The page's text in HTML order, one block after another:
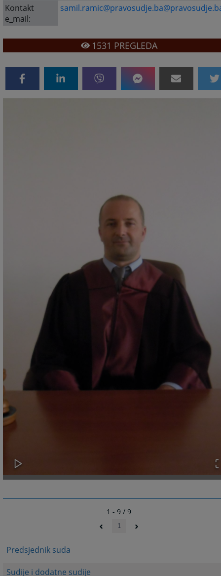
Predsjednik suda
Sudije i dodatne sudije
Kontakt
e_mail:
1531 PREGLEDA
1 - 9 / 9
1